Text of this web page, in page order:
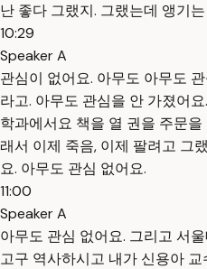
난 좋다 그랬지. 그랬는데 앵기
10:29
Speaker A
관심이 없어요. 아무도 아무도
라고. 아무도 관심을 안 가졌어
학과에서요 책을 열 권을 주문
래서 이제 죽음, 이제 팔려고 그
요. 아무도 관심 없어요.
11:00
Speaker A
아무도 관심 없어요. 그리고 서
고구 역사하시고 내가 신용아